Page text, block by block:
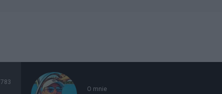
783
O mnie